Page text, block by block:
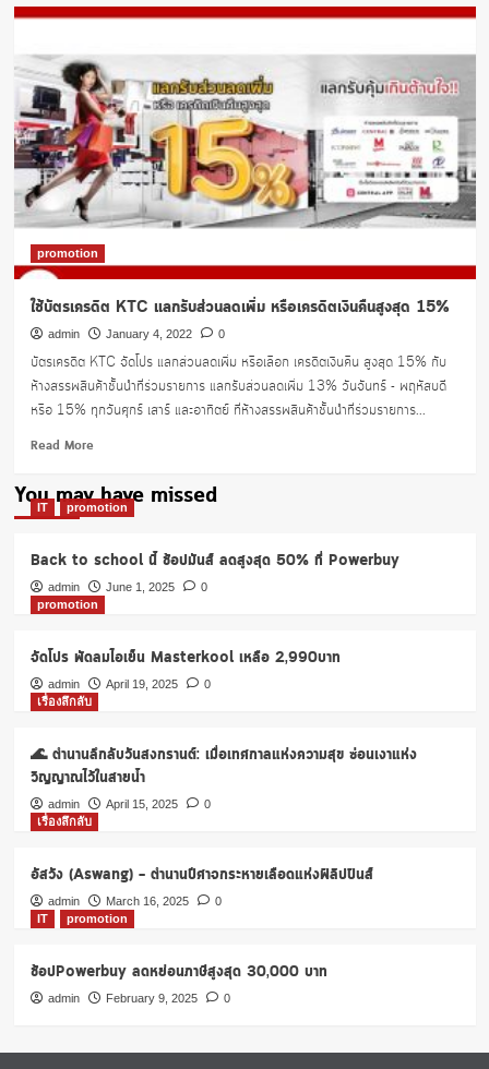
promotion
ใช้บัตรเครดิต KTC แลกรับส่วนลดเพิ่ม หรือเครดิตเงินคืนสูงสุด 15%
admin January 4, 2022 0
บัตรเครดิต KTC จัดโปร แลกส่วนลดเพิ่ม หรือเลือก เครดิตเงินคืน สูงสุด 15% กับ
ห้างสรรพสินค้าชั้นนำที่ร่วมรายการ แลกรับส่วนลดเพิ่ม 13% วันจันทร์ - พฤหัสบดี
หรือ 15% ทุกวันศุกร์ เสาร์ และอาทิตย์ ที่ห้างสรรพสินค้าชั้นนำที่ร่วมรายการ...
Read MoreRead
about
ใช้
KTC
แลก
รับ
เพิ่ม
เครดิต
เงิน
สูงสุด
15%
You may have missed
IT promotion
Back to school นี้ ช้อปมันส์ ลดสูงสุด 50% ที่ Powerbuy
admin June 1, 2025
0
promotion
จัดโปร พัดลมไอเย็น Masterkool เหลือ 2,990บาท
admin April 19, 2025
0
เรื่องลึกลับ
🌊 ตำนานลึกลับวันสงกรานต์: เมื่อเทศกาลแห่งความสุข ซ่อนเงาแห่ง
วิญญาณไว้ในสายน้ำ
admin April 15, 2025
0
เรื่องลึกลับ
อัสวัง (Aswang) – ตำนานปีศาจกระหายเลือดแห่งฟิลิปปินส์
admin March 16, 2025
0
IT
promotion
ช้อปPowerbuy ลดหย่อนภาษีสูงสุด 30,000 บาท
admin February 9, 2025 0